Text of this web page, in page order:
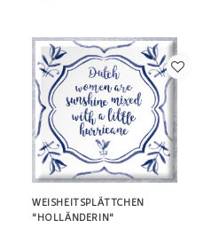
WEISHEITSPLÄTTCHEN
"HOLLÄNDERIN"